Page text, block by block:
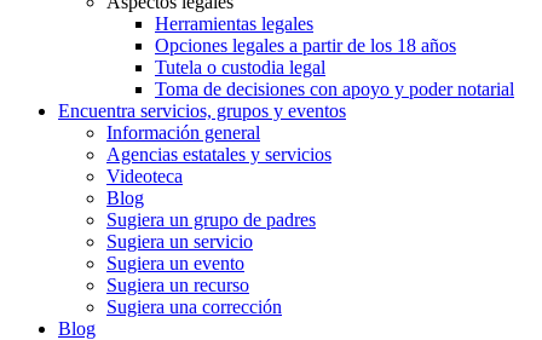
Herramientas legales
Opciones legales a partir de los 18 años
Tutela o custodia legal
Toma de decisiones con apoyo y poder notarial
Encuentra servicios, grupos y eventos
Información general
Agencias estatales y servicios
Videoteca
Blog
Sugiera un grupo de padres
Sugiera un servicio
Sugiera un evento
Sugiera un recurso
Sugiera una corrección
Blog